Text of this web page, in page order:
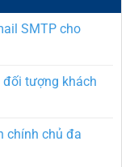
SMTP cho
đối tượng khách
chính chủ đa